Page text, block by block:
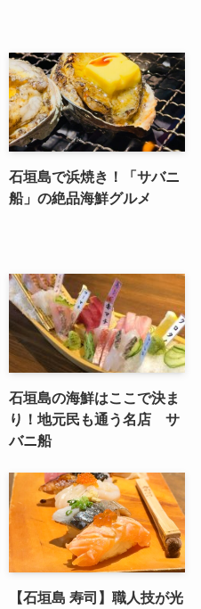
石垣島で浜焼き！「サバニ
船」の絶品海鮮グルメ
石垣島の海鮮はここで決ま
り！地元民も通う名店 サ
バニ船
【石垣島 寿司】職人技が光